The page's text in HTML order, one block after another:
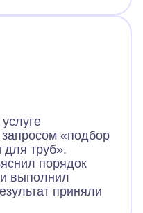
«подбор
труб».
порядок
выполнил
приняли